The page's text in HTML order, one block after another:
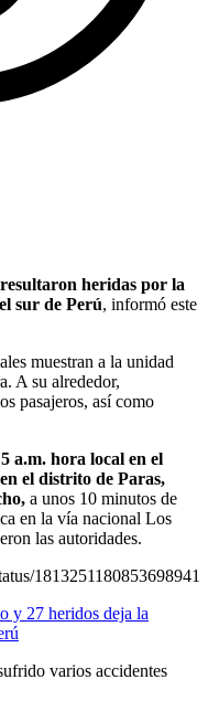
heridas por la
sur de Perú, informó este
muestran a la unidad
A su alrededor,
pasajeros, así como
a.m. hora local en el
el distrito de Paras,
a unos 10 minutos de
en la vía nacional Los
las autoridades.
1813251180853698941
y 27 heridos deja la
varios accidentes